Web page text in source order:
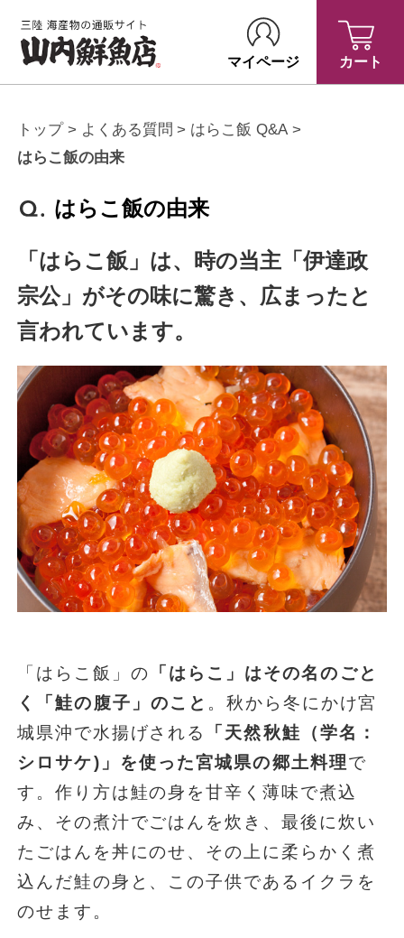
マイページ カート
トップ よくある質問
はらこ飯 Q&A
はらこ飯の由来
はらこ飯の由来
「はらこ飯」は、時の当主「伊達政
宗公」がその味に驚き、広まったと
言われています。
「はらこ飯」の 「はらこ」はその名のごと
く「鮭の腹子」のこと 。秋から冬にかけ宮
城県沖で水揚げされる
「天然秋鮭（学名：
シロサケ)」を使った宮城県の郷土料理で
す。作り方は鮭の身を甘辛く薄味で煮込
み、その煮汁でごはんを炊き、最後に炊い
たごはんを丼にのせ、その上に柔らかく煮
込んだ鮭の身と、この子供であるイクラを
のせます。